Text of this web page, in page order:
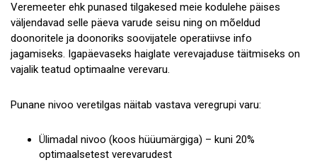
Veremeeter ehk punased tilgakesed meie kodulehe päises
väljendavad selle päeva varude seisu ning on mõeldud
doonoritele ja doonoriks soovijatele operatiivse info
jagamiseks. Igapäevaseks haiglate verevajaduse täitmiseks on
vajalik teatud optimaalne verevaru.
Punane nivoo veretilgas näitab vastava veregrupi varu:
Ülimadal nivoo (koos hüüumärgiga) – kuni 20%
optimaalsetest verevarudest